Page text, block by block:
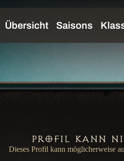
Profil kann
Dieses Profil kann möglicherweise